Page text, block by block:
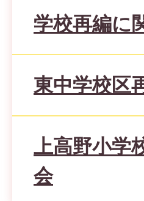
学校再編に
東中学校区
上高野小学
会